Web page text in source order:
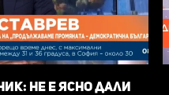
Не е ясно дали